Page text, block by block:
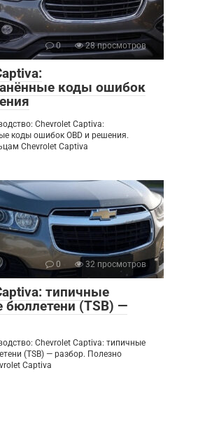
0 28 просмотров
коды ошибок
Chevrolet Captiva:
коды ошибок OBD и решения.
Chevrolet Captiva
0 32 просмотров
типичные
бюллетени (TSB) —
Chevrolet Captiva: типичные
(TSB) — разбор. Полезно
Captiva